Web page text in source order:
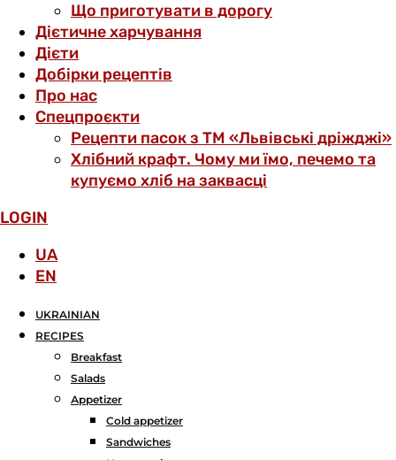
Що приготувати в дорогу
Дієтичне харчування
Дієти
Добірки рецептів
Про нас
Спецпроєкти
Рецепти пасок з ТМ «Львівські дріжджі»
Хлібний крафт. Чому ми їмо, печемо та
купуємо хліб на заквасці
LOGIN
UA
EN
UKRAINIAN
RECIPES
Breakfast
Salads
Аppetizer
Cold appetizer
Sandwiches